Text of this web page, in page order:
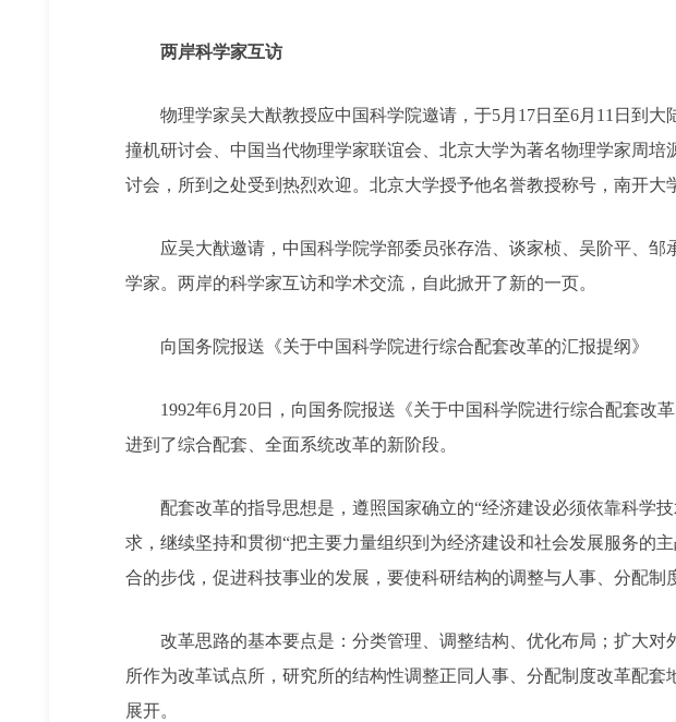
两岸科学家互访
物理学家吴大猷教授应中国科学院邀请，于5月17日至6月11日到
撞机研讨会、中国当代物理学家联谊会、北京大学为著名物理学家周
讨会，所到之处受到热烈欢迎。北京大学授予他名誉教授称号，南开大
应吴大猷邀请，中国科学院学部委员张存浩、谈家桢、吴阶平、邹
学家。两岸的科学家互访和学术交流，自此掀开了新的一页。
向国务院报送《关于中国科学院进行综合配套改革的汇报提纲》
1992年6月20日，向国务院报送《关于中国科学院进行综合配套改
进到了综合配套、全面系统改革的新阶段。
配套改革的指导思想是，遵照国家确立的“经济建设必须依靠科学技
求，继续坚持和贯彻“把主要力量组织到为经济建设和社会发展服务的
合的步伐，促进科技事业的发展，要使科研结构的调整与人事、分配
改革思路的基本要点是：分类管理、调整结构、优化布局；扩大对
所作为改革试点所，研究所的结构性调整正同人事、分配制度改革配
展开。